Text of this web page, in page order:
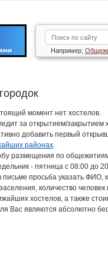
Например,
момент нет хостелов.
за открытием/
добавить первый
районах.
размещения по
- пятница с 08:00 до
письме просьба указать
количество
хостелов, а также
Вас являются абсолютно